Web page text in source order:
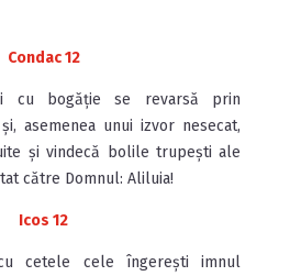
Condac 12
cu bogăție se re­varsă prin
asemenea unui izvor nesecat,
și vindecă bolile trupești ale
către Domnul: Aliluia!
Icos 12
cetele cele îngerești imnul